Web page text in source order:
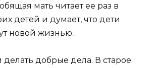
мать читает ее раз в
детей и думает, что дети
новой жизнью…
добрые дела. В старое